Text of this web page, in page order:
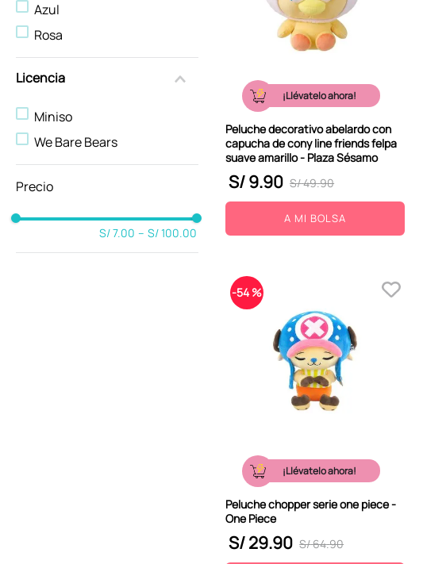
Azul
Rosa
Licencia
Miniso
We Bare Bears
S/ 7.00 – S/ 100.00
¡Llévatelo ahora!
Peluche decorativo abelardo con
capucha de cony line friends felpa
suave amarillo - Plaza Sésamo
S/49.90
S/9.90
A MI BOLSA
-54 %
¡Llévatelo ahora!
Peluche chopper serie one piece -
One Piece
S/64.90
S/29.90